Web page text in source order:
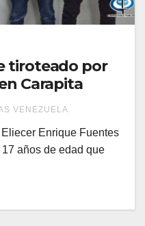
tiroteado por
Carapita
VENEZUELA
Enrique Fuentes
años de edad que